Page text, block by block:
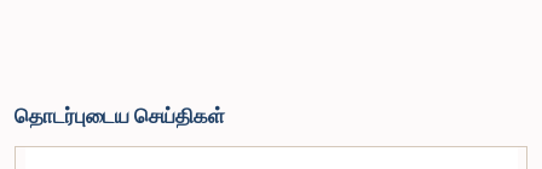
தொடர்புடைய செய்திகள்